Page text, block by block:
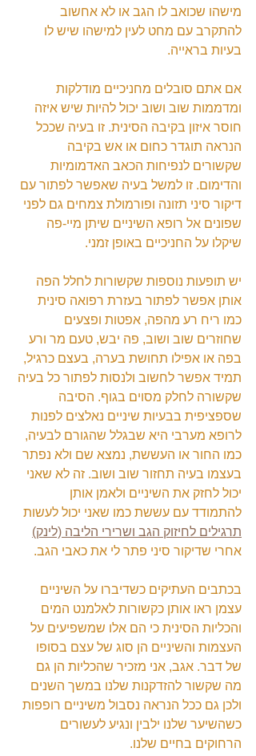
מישהו שכואב לו הגב או לא אחשוב
להתקרב עם מחט לעין למישהו שיש לו
בעיות בראייה.
אם אתם סובלים מחניכיים מודלקות
ומדממות שוב ושוב יכול להיות שיש איזה
חוסר איזון בקיבה הסינית. זו בעיה שככל
הנראה תוגדר כחום או אש בקיבה
שקשורים לנפיחות הכאב האדמומיות
והדימום. זו למשל בעיה שאפשר לפתור עם
דיקור סיני תזונה ופורמולת צמחים גם לפני
שפונים אל רופא השיניים שיתן מיי-פה
שיקלו על החניכיים באופן זמני.
יש תופעות נוספות שקשורות לחלל הפה
אותן אפשר לפתור בעזרת רפואה סינית
כמו ריח רע מהפה, אפטות ופצעים
שחוזרים שוב ושוב, פה יבש, טעם מר ורע
בפה או אפילו תחושת בערה, בעצם כרגיל,
תמיד אפשר לחשוב ולנסות לפתור כל בעיה
שקשורה לחלק מסוים בגוף. הסיבה
שספציפית בבעיות שיניים נאלצים לפנות
לרופא מערבי היא שבגלל שהגורם לבעיה,
כמו החור או העששת, נמצא שם ולא נפתר
בעצמו בעיה תחזור שוב ושוב. זה לא שאני
יכול לחזק את השיניים ולאמן אותן
להתמודד עם עששת כמו שאני יכול לעשות
תרגילים לחיזוק הגב ושרירי הליבה (לינק)
אחרי שדיקור סיני פתר לי את כאבי הגב.
בכתבים העתיקים כשדיברו על השיניים
עצמן ראו אותן כקשורות לאלמנט המים
והכליות הסינית כי הם אלו שמשפיעים על
העצמות והשיניים הן סוג של עצם בסופו
של דבר. אגב, אני מזכיר שהכליות הן גם
מה שקשור להזדקנות שלנו במשך השנים
ולכן גם ככל הנראה נסבול משיניים רופפות
כשהשיער שלנו ילבין ונגיע לעשורים
הרחוקים בחיים שלנו.